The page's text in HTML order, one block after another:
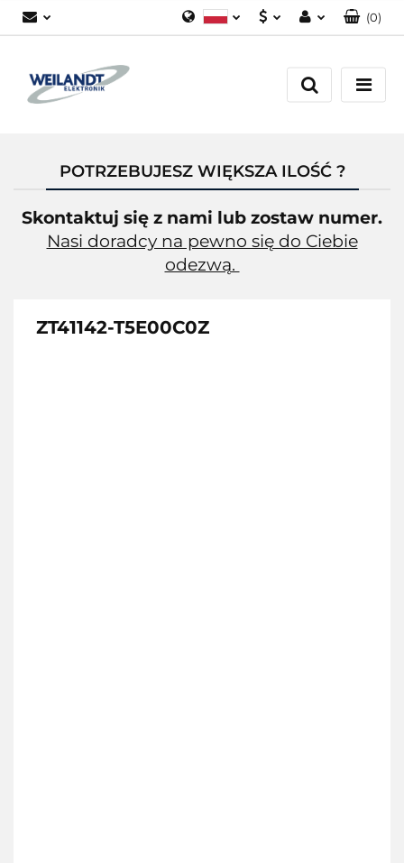
Załóż konto
(0)
POTRZEBUJESZ WIĘKSZA ILOŚĆ ?
Skontaktuj się z nami lub zostaw numer.
Nasi doradcy na pewno się do Ciebie
odezwą.
ZT41142-T5E00C0Z